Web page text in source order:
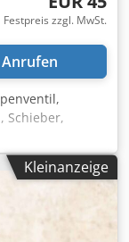
Festpreis zzgl. MwSt.
Anrufen
Schieber,
-Anschluß:
pro Stück -
Alrsha -
Kleinanzeige